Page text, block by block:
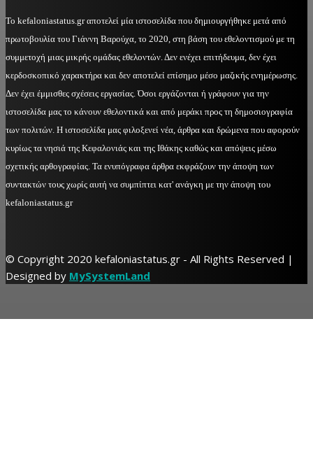
Το kefaloniastatus.gr αποτελεί μία ιστοσελίδα που δημιουργήθηκε μετά από
πρωτοβουλία του Γιάννη Βαρούχα, το 2020, στη βάση του εθελοντισμού με τη
συμμετοχή μιας μικρής ομάδας εθελοντών. Δεν ενέχει επιτήδευμα, δεν έχει
κερδοσκοπικό χαρακτήρα και δεν αποτελεί επίσημο μέσο μαζικής ενημέρωσης.
Δεν έχει έμμισθες σχέσεις εργασίας. Όσοι εργάζονται ή γράφουν για την
ιστοσελίδα μας το κάνουν εθελοντικά και από μεράκι προς τη δημοσιογραφία
των πολιτών. Η ιστοσελίδα μας φιλοξενεί νέα, άρθρα και δρώμενα που αφορούν
κυρίως τα νησιά της Κεφαλονιάς και της Ιθάκης καθώς και απόψεις μέσω
σχετικής αρθογραφίας. Τα ενυπόγραφα άρθρα εκφράζουν την άποψη των
συντακτών τους χωρίς αυτή να συμπίπτει κατ' ανάγκη με την άποψη του
kefaloniastatus.gr
© Copyright 2020 kefaloniastatus.gr - All Rights Reserved |
Designed by MySystemLand